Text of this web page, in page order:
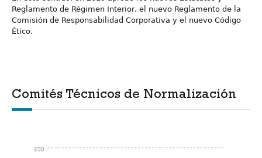
Reglamento de Régimen Interior, el nuevo Reglamento de la
Comisión de Responsabilidad Corporativa y el nuevo Código
Ético.
Comités Técnicos de Normalización